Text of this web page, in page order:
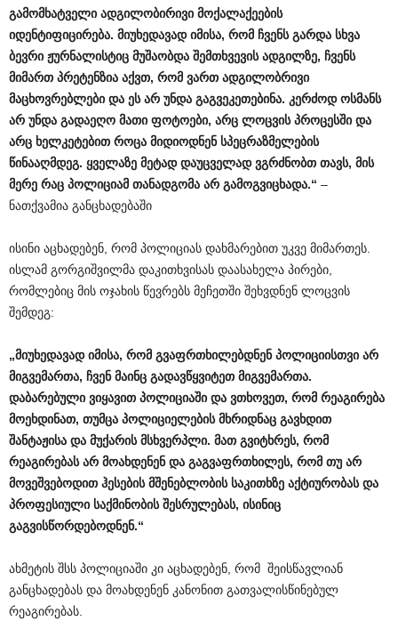
გამომხატველი ადგილობირივი მოქალაქეების
იდენტიფიცირება. მიუხედავად იმისა, რომ ჩვენს გარდა სხვა
ბევრი ჟურნალისტიც მუშაობდა შემთხვევის ადგილზე, ჩვენს
მიმართ პრეტენზია აქვთ, რომ ვართ ადგილობრივი
მაცხოვრებლები და ეს არ უნდა გაგვეკეთებინა. კერძოდ ოსმანს
არ უნდა გადაეღო მათი ფოტოები, არც ლოცვის პროცესში და
არც ხელკეტებით როცა მიდიოდნენსპეცრაზმელების
წინააღმდეგ. ყველაზე მეტად დაუცველად ვგრძნობთ თავს, მის
მერე რაც პოლიციამ თანადგომა არ გამოგვიცხადა.“ –
ნათქვამია განცხადებაში
ისინი აცხადებენ, რომ პოლიციას დახმარებით უკვე მიმართეს.
ისლამ გორგიშვილმა დაკითხვისას დაასახელა პირები,
რომლებიც მის ოჯახის წევრებს მეჩეთში შეხვდნენ ლოცვის
შემდეგ:
„მიუხედავად იმისა, რომ გვაფრთხილებდნენ პოლიციისთვი არ
მიგვემართა, ჩვენ მაინც გადავწყვიტეთ მიგვემართა.
დაბარებული ვიყავით პოლიციაში და ვთხოვეთ, რომ რეაგირება
მოეხდინათ, თუმცა პოლიციელების მხრიდნაც გავხდით
შანტაჟისა და მუქარის მსხვერპლი. მათ გვიტხრეს, რომ
რეაგირებას არ მოახდენენ და გაგვაფრთხილეს, რომ თუ არ
მოვეშვებოდით ჰესების მშენებლობის საკითხზე აქტიურობას და
პროფესიული საქმინობის შესრულებას, ისინიც
გაგვისწორდებოდნენ.“
ახმეტის შსს პოლიციაში კი აცხადებენ, რომ შეისწავლიან
განცხადებას და მოახდენენ კანონით გათვალისწინებულ
რეაგირებას.